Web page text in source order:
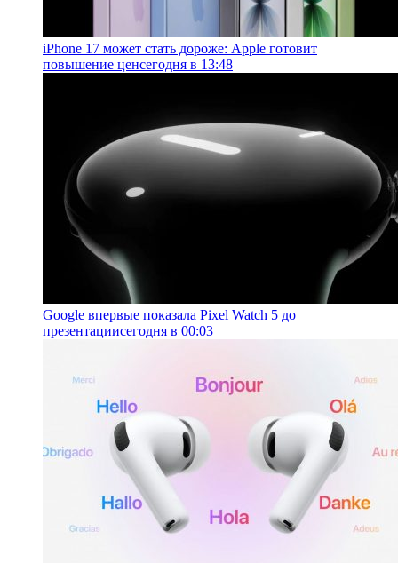
iPhone 17 может стать дороже: Apple готовит
повышение ценсегодня в 13:48
Google впервые показала Pixel Watch 5 до
презентациисегодня в 00:03